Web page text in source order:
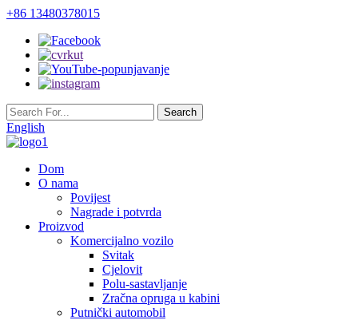
+86 13480378015
English
Dom
O nama
Povijest
Nagrade i potvrda
Proizvod
Komercijalno vozilo
Svitak
Cjelovit
Polu-sastavljanje
Zračna opruga u kabini
Putnički automobil